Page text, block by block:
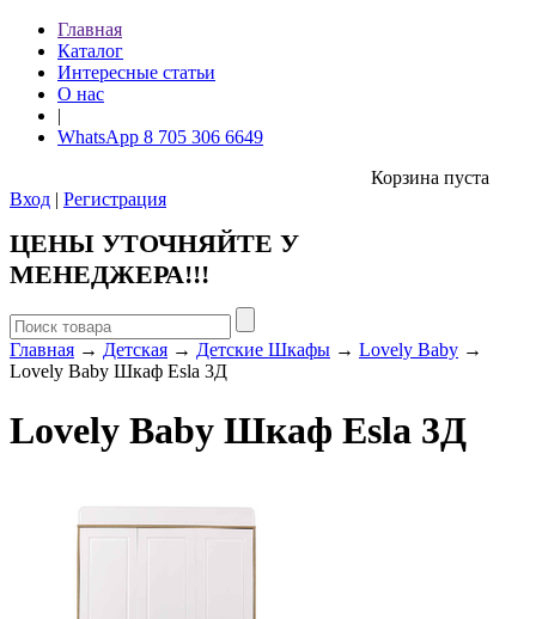
Главная
Каталог
Интересные статьи
О нас
|
WhatsApp 8 705 306 6649
Корзина пуста
Вход | Регистрация
ЦЕНЫ УТОЧНЯЙТЕ У
МЕНЕДЖЕРА!!!
Главная → Детская → Детские Шкафы → Lovely Baby →
Lovely Baby Шкаф Esla 3Д
Lovely Baby Шкаф Esla 3Д